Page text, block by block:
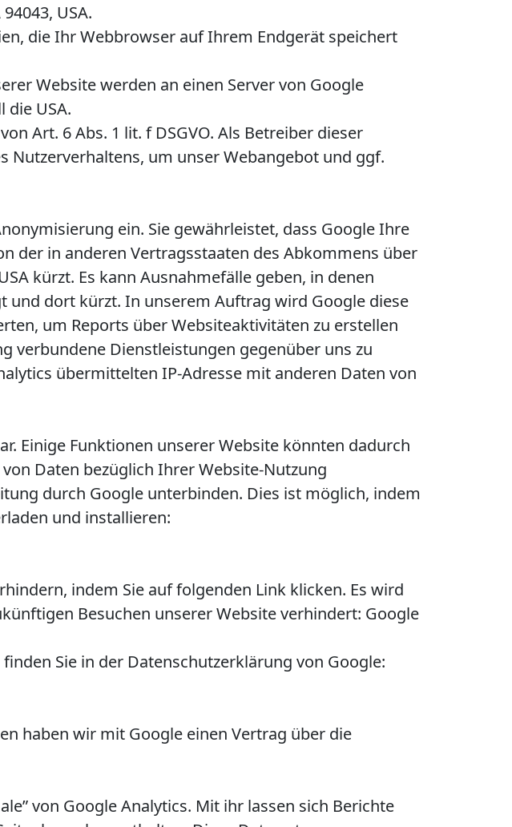
USA.
die Ihr Webbrowser auf Ihrem Endgerät speichert
Website werden an einen Server von Google
USA.
Art. 6 Abs. 1 lit. f DSGVO. Als Betreiber dieser
Nutzerverhaltens, um unser Webangebot und ggf.
ein. Sie gewährleistet, dass Google Ihre
der in anderen Vertragsstaaten des Abkommens über
kürzt. Es kann Ausnahmefälle geben, in denen
und dort kürzt. In unserem Auftrag wird Google diese
um Reports über Websiteaktivitäten zu erstellen
verbundene Dienstleistungen gegenüber uns zu
übermittelten IP-Adresse mit anderen Daten von
Einige Funktionen unserer Website könnten dadurch
Daten bezüglich Ihrer Website-Nutzung
durch Google unterbinden. Dies ist möglich, indem
und installieren:
indem Sie auf folgenden Link klicken. Es wird
Besuchen unserer Website verhindert: Google
Sie in der Datenschutzerklärung von Google:
haben wir mit Google einen Vertrag über die
von Google Analytics. Mit ihr lassen sich Berichte